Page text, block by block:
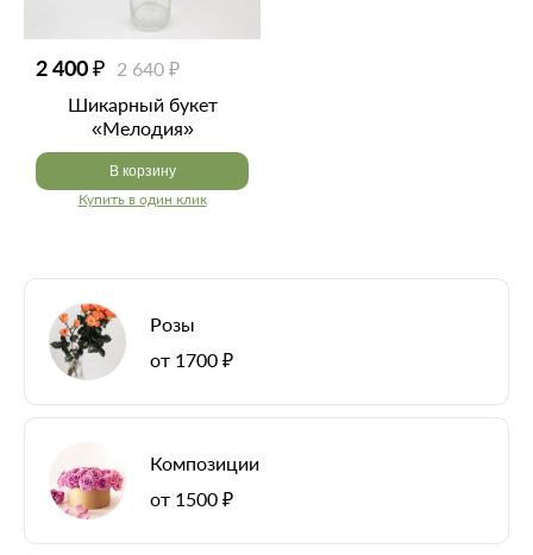
2 400 ₽ 2 640 ₽
Шикарный букет
«Мелодия»
Купить в один клик
В корзину
Розы
от 1700 ₽
Композиции
от 1500 ₽